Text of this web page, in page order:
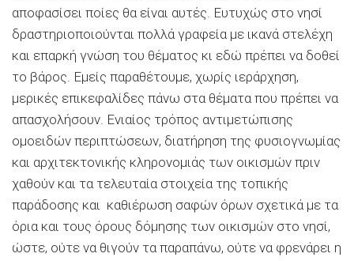
αποφασίσει ποίες θα είναι αυτές. Ευτυχώς στο νησί
δραστηριοποιούνται πολλά γραφεία με ικανά στελέχη
και επαρκή γνώση του θέματος κι εδώ πρέπει να δοθεί
το βάρος. Εμείς παραθέτουμε, χωρίς ιεράρχηση,
μερικές επικεφαλίδες πάνω στα θέματα που πρέπει να
απασχολήσουν. Ενιαίος τρόπος αντιμετώπισης
ομοειδών περιπτώσεων, διατήρηση της φυσιογνωμίας
και αρχιτεκτονικής κληρονομιάς των οικισμών πριν
χαθούν και τα τελευταία στοιχεία της τοπικής
παράδοσης και καθιέρωση σαφών όρων σχετικά με τα
όρια και τους όρους δόμησης των οικισμών στο νησί,
ώστε, ούτε να θιγούν τα παραπάνω, ούτε να φρενάρει η